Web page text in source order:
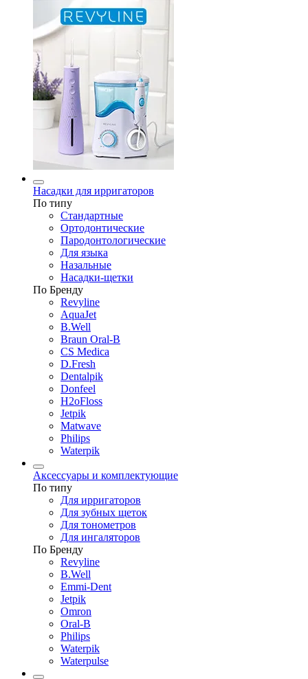
Насадки для ирригаторов
По типу
Стандартные
Ортодонтические
Пародонтологические
Для языка
Назальные
Насадки-щетки
По Бренду
Revyline
AquaJet
B.Well
Braun Oral-B
CS Medica
D.Fresh
Dentalpik
Donfeel
H2oFloss
Jetpik
Matwave
Philips
Waterpik
Аксессуары и комплектующие
По типу
Для ирригаторов
Для зубных щеток
Для тонометров
Для ингаляторов
По Бренду
Revyline
B.Well
Emmi-Dent
Jetpik
Omron
Oral-B
Philips
Waterpik
Waterpulse